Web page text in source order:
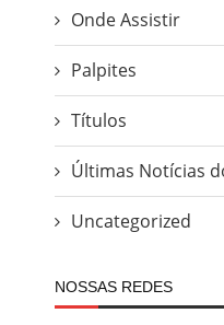
Onde Assistir
Palpites
Títulos
Últimas Notícias
Uncategorized
NOSSAS REDES